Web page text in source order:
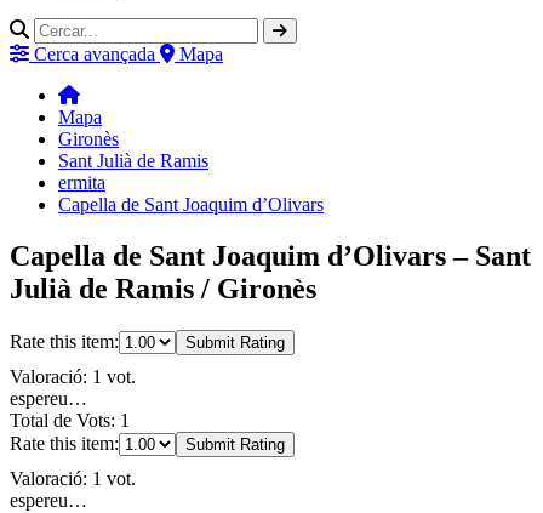
Cerca avançada Mapa
Mapa
Gironès
Sant Julià de Ramis
ermita
Capella de Sant Joaquim d’Olivars
Capella de Sant Joaquim d’Olivars – Sant
Julià de Ramis / Gironès
Rate this item: Submit Rating
Valoració: 1 vot.
espereu…
Total de Vots: 1
Rate this item:
Submit Rating
Valoració: 1 vot.
espereu…